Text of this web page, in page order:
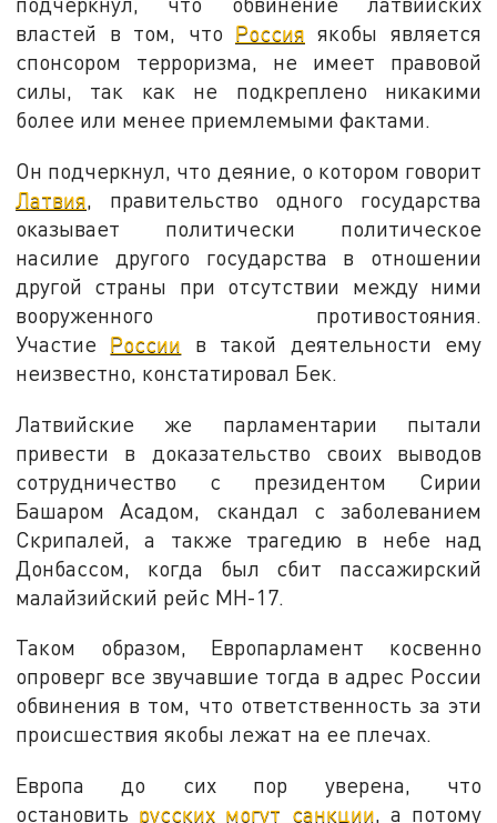
властей в том, что Россия якобы является
спонсором терроризма, не имеет правовой
силы, так как не подкреплено никакими
более или менее приемлемыми фактами.
Он подчеркнул, что деяние, о котором говорит
Латвия, правительство одного государства
оказывает политически политическое
насилие другого государства в отношении
другой страны при отсутствии между ними
вооруженного противостояния.
Участие России в такой деятельности ему
неизвестно, констатировал Бек.
Латвийские же парламентарии пытали
привести в доказательство своих выводов
сотрудничество с президентом Сирии
Башаром Асадом, скандал с заболеванием
Скрипалей, а также трагедию в небе над
Донбассом, когда был сбит пассажирский
малайзийский рейс MH-17.
Таком образом, Европарламент косвенно
опроверг все звучавшие тогда в адрес России
обвинения в том, что ответственность за эти
происшествия якобы лежат на ее плечах.
Европа до сих пор уверена, что
остановить русских могут санкции, а потому